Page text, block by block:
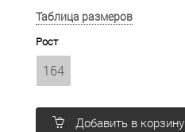
Таблица размеров
Рост
164
Добавить в корзину